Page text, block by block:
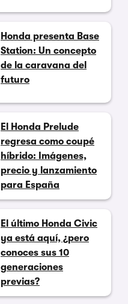
Honda presenta Base
Station: Un concepto
de la caravana del
futuro
El Honda Prelude
regresa como coupé
híbrido: Imágenes,
precio y lanzamiento
para España
El último Honda Civic
ya está aquí, ¿pero
conoces sus 10
generaciones
previas?